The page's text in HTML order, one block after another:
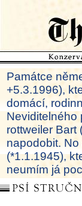
Památce
+5.3.1996),
domácí,
Neviditelného
rottweiler Bart
napodobit.
(*1.1.1945),
neumím já